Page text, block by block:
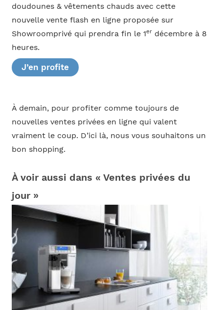
doudounes & vêtements chauds avec cette
nouvelle vente flash en ligne proposée sur
Showroomprivé qui prendra fin le 1erdécembre à 8
heures.
J’en profite
À demain, pour profiter comme toujours de
nouvelles ventes privées en ligne qui valent
vraiment le coup. D’ici là, nous vous souhaitons un
bon shopping.
À voir aussi dans « Ventes privées du
jour »